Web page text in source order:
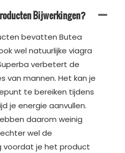
Bijwerkingen?
bevatten Butea
wel natuurlijke viagra
verbetert de
van mannen. Het kan je
te bereiken tijdens
je energie aanvullen.
daarom weinig
wel de
voordat je het product